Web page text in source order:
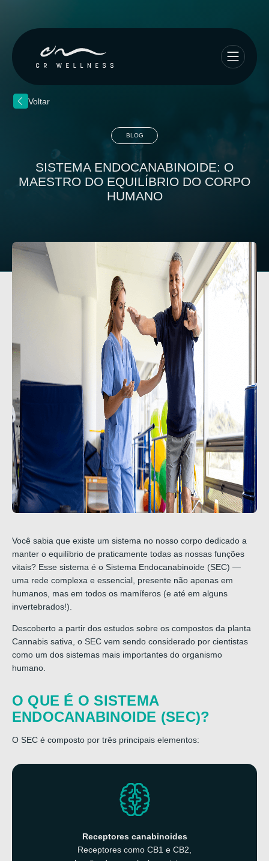
Voltar
BLOG
SISTEMA ENDOCANABINOIDE: O
MAESTRO DO EQUILÍBRIO DO CORPO
HUMANO
Você sabia que existe um sistema no nosso corpo dedicado a
manter o equilíbrio de praticamente todas as nossas funções
vitais? Esse sistema é o Sistema Endocanabinoide (SEC) —
uma rede complexa e essencial, presente não apenas em
humanos, mas em todos os mamíferos (e até em alguns
invertebrados!).
Descoberto a partir dos estudos sobre os compostos da planta
Cannabis sativa, o SEC vem sendo considerado por cientistas
como um dos sistemas mais importantes do organismo
humano.
O QUE É O SISTEMA
ENDOCANABINOIDE (SEC)?
O SEC é composto por três principais elementos:
Receptores canabinoides
Receptores como CB1 e CB2,